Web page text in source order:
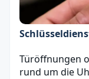
Türöffnungen
rund um die